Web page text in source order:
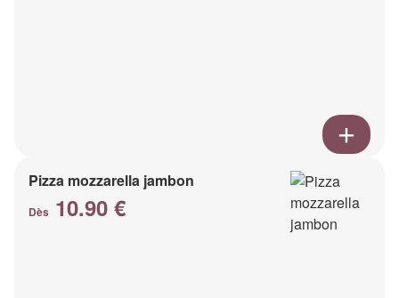
Pizza mozzarella jambon
Dès 10.90 €